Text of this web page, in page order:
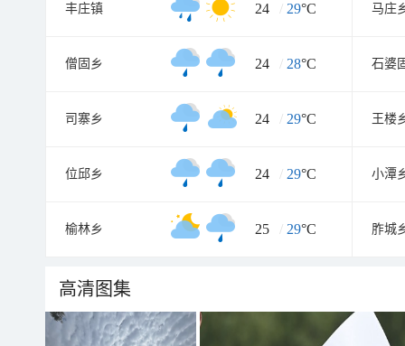
丰庄镇 24 / 29°C 马庄
僧固乡 24 / 28°C 石婆
司寨乡 24 / 29°C 王楼
位邱乡 24 / 29°C 小潭
榆林乡 25 / 29°C 胙城
高清图集